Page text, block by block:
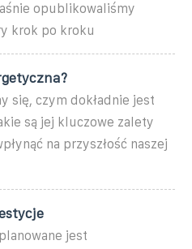
opublikowaliśmy
krok po kroku
się, czym dokładnie jest
⁤są jej ‍kluczowe zalety
na przyszłość naszej
jest